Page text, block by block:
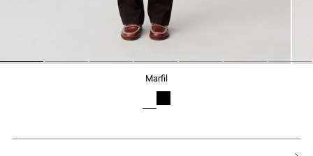
marfil